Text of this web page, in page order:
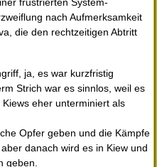
frustrierten System-
nach Aufmerksamkeit
die den rechtzeitigen Abtritt
ja, es war kurzfristig
Strich war es sinnlos, weil es
eher unterminiert als
Opfer geben und die Kämpfe
danach wird es in Kiew und
geben.